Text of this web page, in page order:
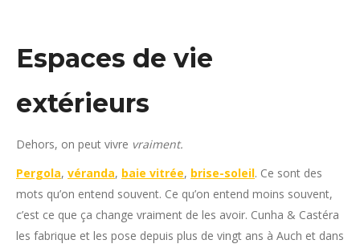
Espaces de vie
extérieurs
Dehors, on peut vivre vraiment.
Pergola, véranda, baie vitrée, brise-soleil. Ce sont des
mots qu’on entend souvent. Ce qu’on entend moins souvent,
c’est ce que ça change vraiment de les avoir. Cunha & Castéra
les fabrique et les pose depuis plus de vingt ans à Auch et dans